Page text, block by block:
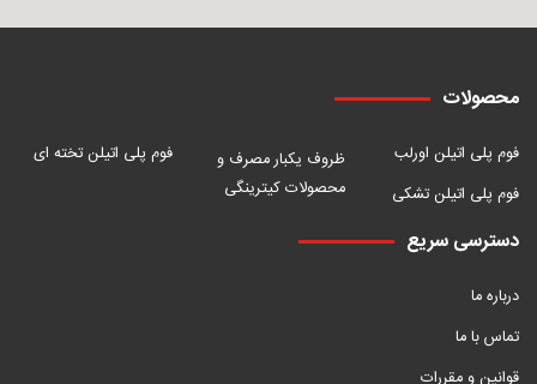
محصولات
فوم پلی اتیلن اورلب
فوم پلی اتیلن تشکی
ظروف یکبار مصرف و
محصولات کیترینگی
فوم پلی اتیلن تخته ای
دسترسی سریع
درباره ما
تماس با ما
قوانین و مقررات